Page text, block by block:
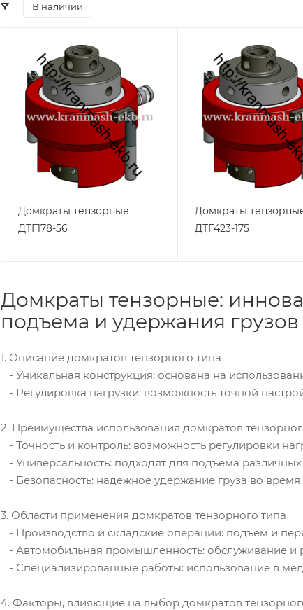
В наличии
Домкраты тензорные
ДТГ178-56
Домкраты
ДТГ423-175
Домкраты тензорные:
подъема и удержания грузов
1. Описание домкратов тензорного типа
- Уникальная конструкция: основана на
- Регулировка нагрузки: возможность точной
2. Преимущества использования домкратов
- Точность и контроль: возможность регулировки
- Универсальность: подходят для подъема
- Безопасность: надежное удержание груза во
3. Области применения домкратов тензорного типа
- Производство и складские операции: подъем и
- Автомобильная промышленность: обслуживание и
- Специализированные работы: использование в
4. Факторы, влияющие на выбор домкратов